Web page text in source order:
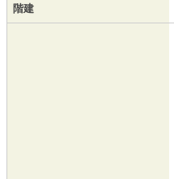
階建